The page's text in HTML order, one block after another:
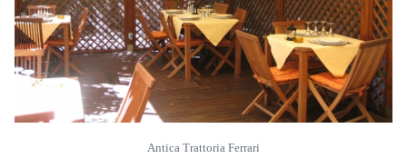
Antica Trattoria Ferrari